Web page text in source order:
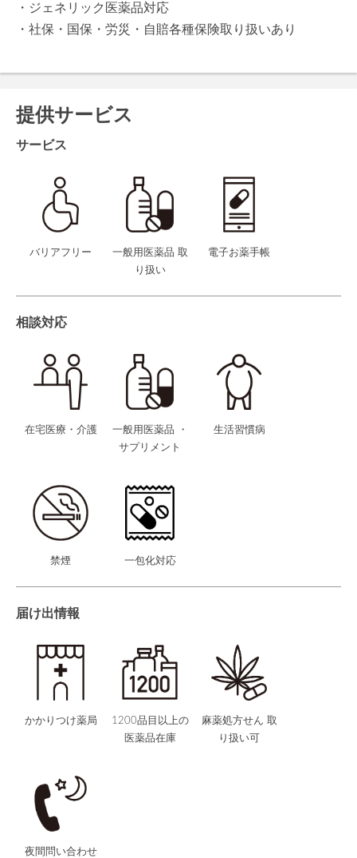
・ジェネリック医薬品対応
・社保・国保・労災・自賠各種保険取り扱いあり
提供サービス
サービス
バリアフリー
一般用医薬品 取
り扱い
電子お薬手帳
相談対応
在宅医療・介護
一般用医薬品 ・
サプリメント
生活習慣病
禁煙 一包化対応
届け出情報
かかりつけ薬局
1200品目以上の
医薬品在庫
麻薬処方せん 取
り扱い可
夜間問い合わせ